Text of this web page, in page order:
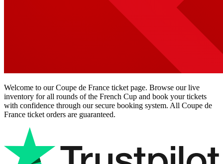
Welcome to our Coupe de France ticket page. Browse our live
inventory for all rounds of the French Cup and book your tickets
with confidence through our secure booking system. All Coupe de
France ticket orders are guaranteed.